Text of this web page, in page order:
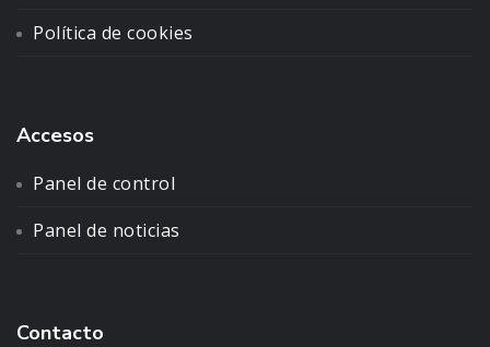
Política de cookies
Accesos
Panel de control
Panel de noticias
Contacto